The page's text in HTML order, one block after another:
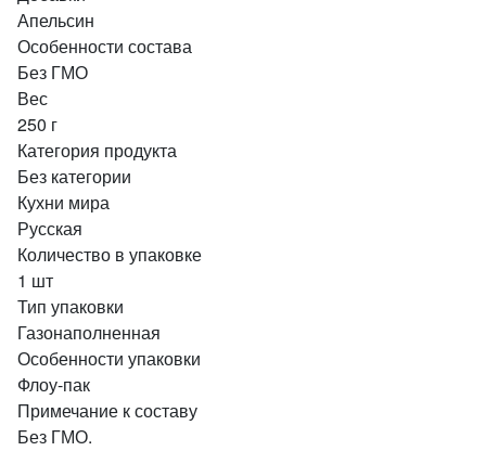
Апельсин
Особенности состава
Без ГМО
Вес
250 г
Категория продукта
Без категории
Кухни мира
Русская
Количество в упаковке
1 шт
Тип упаковки
Газонаполненная
Особенности упаковки
Флоу-пак
Примечание к составу
Без ГМО.